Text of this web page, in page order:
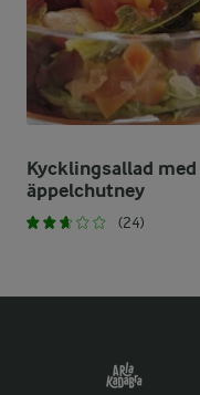
Kycklingsallad med
äppelchutney
(24)